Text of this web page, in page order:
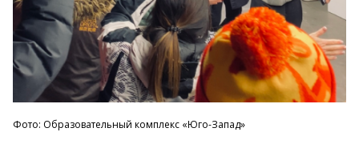
Фото: Образовательный комплекс «Юго-Запад»